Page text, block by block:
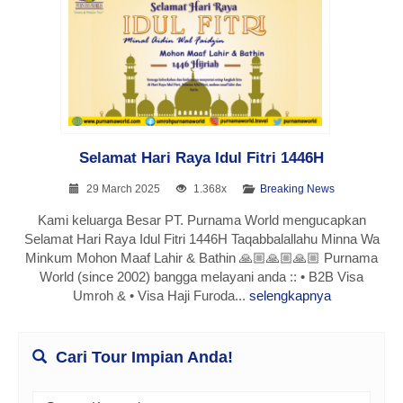
Selamat Hari Raya Idul Fitri 1446H
29 March 2025 1.368x Breaking News
Kami keluarga Besar PT. Purnama World mengucapkan
Selamat Hari Raya Idul Fitri 1446H Taqabbalallahu Minna Wa
Minkum Mohon Maaf Lahir & Bathin 🙏🏼🙏🏼🙏🏼 Purnama
World (since 2002) bangga melayani anda :: • B2B Visa
Umroh & • Visa Haji Furoda... selengkapnya
Cari Tour Impian Anda!